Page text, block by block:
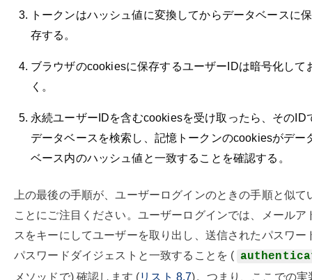
トークンはハッシュ値に変換してからデータベースに保
存する。
ブラウザのcookiesに保存するユーザーIDは暗号化して
く。
永続ユーザーIDを含むcookiesを受け取ったら、そのID
データベースを検索し、記憶トークンのcookiesがデー
ベース内のハッシュ値と一致することを確認する。
上の最後の手順が、ユーザーログインのときの手順と似て
ことにご注目ください。ユーザーログインでは、メールア
スをキーにしてユーザーを取り出し、送信されたパスワー
パスワードダイジェストと一致することを (
メソッドで) 確認します (リスト 8.7)。つまり、ここでの実